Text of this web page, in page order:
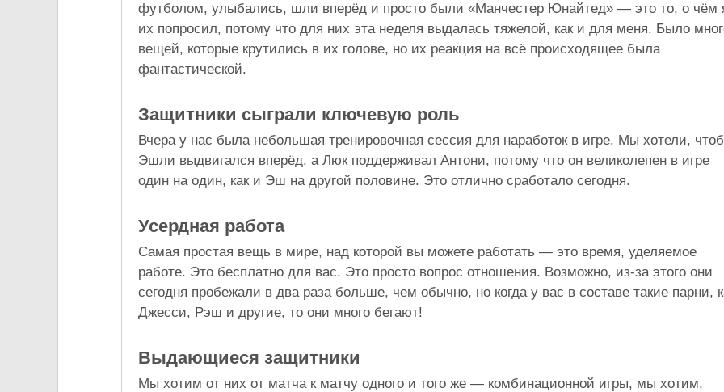
футболом, улыбались, шли вперёд и просто были «Манчестер Юнайтед» — это то, о чём
их попросил, потому что для них эта неделя выдалась тяжелой, как и для меня. Было
вещей, которые крутились в их голове, но их реакция на всё происходящее была
фантастической.
Защитники сыграли ключевую роль
Вчера у нас была небольшая тренировочная сессия для наработок в игре. Мы хотели,
Эшли выдвигался вперёд, а Люк поддерживал Антони, потому что он великолепен в игре
один на один, как и Эш на другой половине. Это отлично сработало сегодня.
Усердная работа
Самая простая вещь в мире, над которой вы можете работать — это время, уделяемое
работе. Это бесплатно для вас. Это просто вопрос отношения. Возможно, из-за этого они
сегодня пробежали в два раза больше, чем обычно, но когда у вас в составе такие парни,
Джесси, Рэш и другие, то они много бегают!
Выдающиеся защитники
Мы хотим от них от матча к матчу одного и того же — комбинационной игры, мы хотим,